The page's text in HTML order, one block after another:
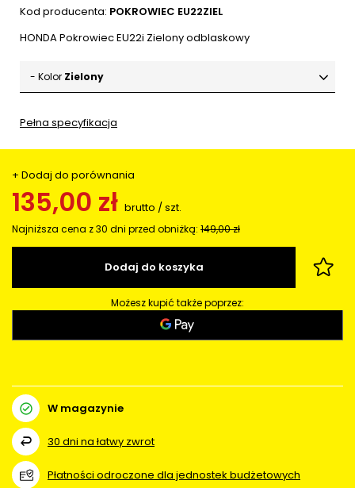
Kod producenta: POKROWIEC EU22ZIEL
HONDA Pokrowiec EU22i Zielony odblaskowy
- Kolor Zielony
Pełna specyfikacja
+ Dodaj do porównania
135,00 zł brutto /szt.
Najniższa cena z 30 dni przed obniżką: 149,00 zł
Dodaj do koszyka
Możesz kupić także poprzez:
W magazynie
30 dni na łatwy zwrot
Płatności odroczone dla jednostek budżetowych